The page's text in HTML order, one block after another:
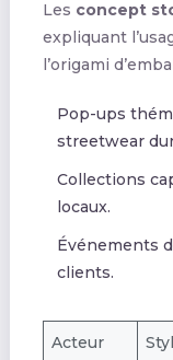
Les concept
expliquant
l’origami
Pop-ups
streetwear
Collections
locaux.
Événements
clients.
Acteur